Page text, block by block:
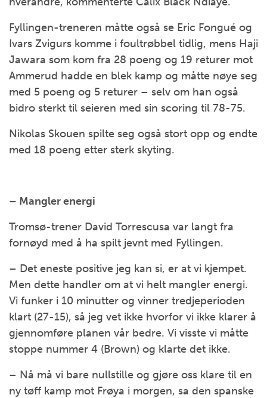
Fyllingen-treneren måtte også se Eric Fongué og
Ivars Zvigurs komme i foultrøbbel tidlig, mens Haji
Jawara som kom fra 28 poeng og 19 returer mot
Ammerud hadde en blek kamp og måtte nøye seg
med 5 poeng og 5 returer – selv om han også
bidro sterkt til seieren med sin scoring til 78-75.
Nikolas Skouen spilte seg også stort opp og endte
med 18 poeng etter sterk skyting.
– Mangler energi
Tromsø-trener David Torrescusa var langt fra
fornøyd med å ha spilt jevnt med Fyllingen.
– Det eneste positive jeg kan si, er at vi kjempet.
Men dette handler om at vi helt mangler energi.
Vi funker i 10 minutter og vinner tredjeperioden
klart (27-15), så jeg vet ikke hvorfor vi ikke klarer å
gjennomføre planen vår bedre. Vi visste vi måtte
stoppe nummer 4 (Brown) og klarte det ikke.
– Nå må vi bare nullstille og gjøre oss klare til en
ny tøff kamp mot Frøya i morgen, sa den spanske